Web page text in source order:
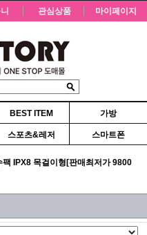
관심상품 마이페이지
BEST ITEM 가방
스포츠&레저 스마트폰
IPX8 목걸이형[판매최저가 9800